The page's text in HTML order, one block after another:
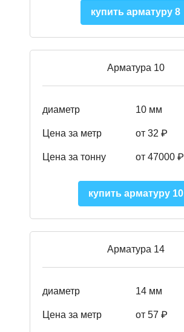
купить арматуру 8
Арматура 10
диаметр 10 мм
Цена за метр от 32 ₽
Цена за тонну от 47000 ₽
купить арматуру 10
Арматура 14
диаметр 14 мм
Цена за метр от 57 ₽